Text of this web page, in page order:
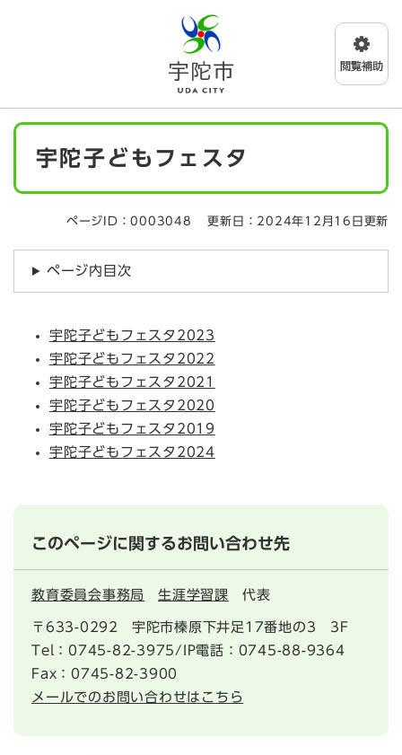
メニューを飛ばして本文へ
本
宇陀子どもフェスタ
ページID：0003048 更新日：2024年12月16日更新
ページ内目次
宇陀子どもフェスタ2023
宇陀子どもフェスタ2022
宇陀子どもフェスタ2021
宇陀子どもフェスタ2020
宇陀子どもフェスタ2019
宇陀子どもフェスタ2024
このページに関するお問い合わせ先
教育委員会事務局 生涯学習課 代表
〒633-0292
宇陀市榛原下井足17番地の3 3F
Tel：0745-82-3975/IP電話：0745-88-9364
Fax：0745-82-3900
メールでのお問い合わせはこちら